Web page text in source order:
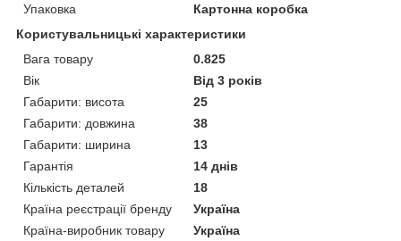
Упаковка
Картонна коробка
Користувальницькі характеристики
Вага товару
0.825
Вік
Від 3 років
Габарити: висота
25
Габарити: довжина
38
Габарити: ширина
13
Гарантія
14 днів
Кількість деталей
18
Країна реєстрації бренду
Україна
Країна-виробник товару
Україна